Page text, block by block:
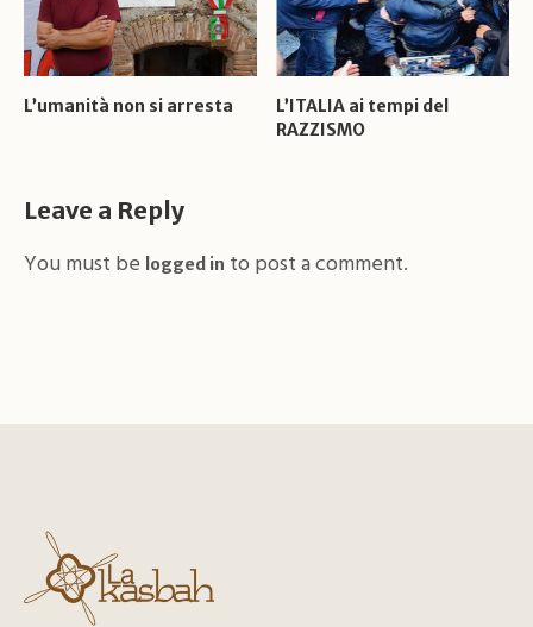
L’umanità non si arresta
L’ITALIA ai tempi del
RAZZISMO
Leave a Reply
You must be logged in to post a comment.